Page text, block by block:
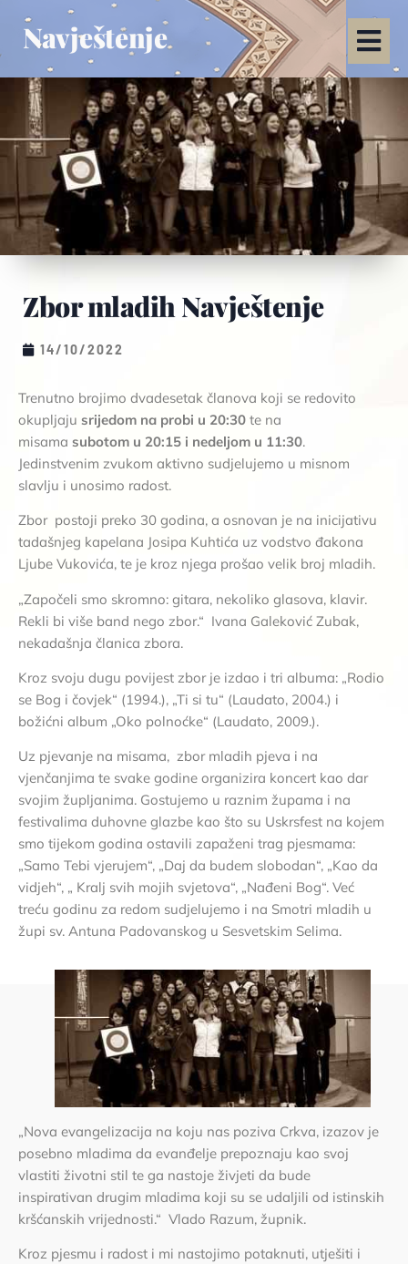
Navještenje
Zbor mladih Navještenje
14/10/2022
Trenutno brojimo dvadesetak članova koji se redovito
okupljaju srijedom na probi u 20:30 te na
misama subotom u 20:15 i nedeljom u 11:30.
Jedinstvenim zvukom aktivno sudjelujemo u misnom
slavlju i unosimo radost.
Zbor postoji preko 30 godina, a osnovan je na inicijativu
tadašnjeg kapelana Josipa Kuhtića uz vodstvo đakona
Ljube Vukovića, te je kroz njega prošao velik broj mladih.
„Započeli smo skromno: gitara, nekoliko glasova, klavir.
Rekli bi više band nego zbor.“ Ivana Galeković Zubak,
nekadašnja članica zbora.
Kroz svoju dugu povijest zbor je izdao i tri albuma: „Rodio
se Bog i čovjek“ (1994.), „Ti si tu“ (Laudato, 2004.) i
božićni album „Oko polnoćke“ (Laudato, 2009.).
Uz pjevanje na misama, zbor mladih pjeva i na
vjenčanjima te svake godine organizira koncert kao dar
svojim župljanima. Gostujemo u raznim župama i na
festivalima duhovne glazbe kao što su Uskrsfest na kojem
smo tijekom godina ostavili zapaženi trag pjesmama:
„Samo Tebi vjerujem“, „Daj da budem slobodan“, „Kao da
vidjeh“, „ Kralj svih mojih svjetova“, „Nađeni Bog“. Već
treću godinu za redom sudjelujemo i na Smotri mladih u
župi sv. Antuna Padovanskog u Sesvetskim Selima.
„Nova evangelizacija na koju nas poziva Crkva, izazov je
posebno mladima da evanđelje prepoznaju kao svoj
vlastiti životni stil te ga nastoje živjeti da bude
inspirativan drugim mladima koji su se udaljili od istinskih
kršćanskih vrijednosti.“ Vlado Razum, župnik.
Kroz pjesmu i radost i mi nastojimo potaknuti, utješiti i